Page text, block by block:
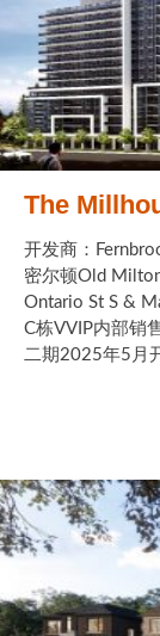
The
开发商：
密尔顿Old
Ontario St S &
C栋VVIP内部销
二期2025年5月